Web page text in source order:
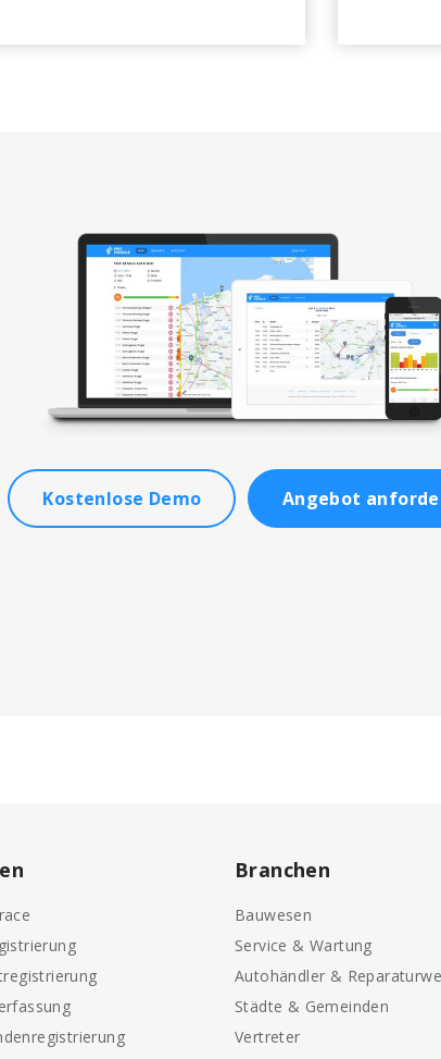
Kostenlose Demo Angebot
Branchen
Bauwesen
Service & Wartung
Autohändler &
Städte & Gemeinden
Vertreter